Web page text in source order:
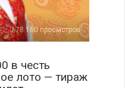
78 160 просмотров
в честь
лото — тираж